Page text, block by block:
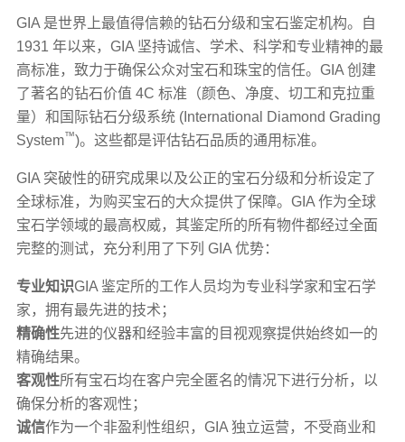
GIA 是世界上最值得信赖的钻石分级和宝石鉴定机构。自
1931 年以来，GIA 坚持诚信、学术、科学和专业精神的最
高标准，致力于确保公众对宝石和珠宝的信任。GIA 创建
了著名的钻石价值 4C 标准（颜色、净度、切工和克拉重
量）和国际钻石分级系统 (International Diamond Grading
System™)。这些都是评估钻石品质的通用标准。
GIA 突破性的研究成果以及公正的宝石分级和分析设定了
全球标准，为购买宝石的大众提供了保障。GIA 作为全球
宝石学领域的最高权威，其鉴定所的所有物件都经过全面
完整的测试，充分利用了下列 GIA 优势：
专业知识GIA 鉴定所的工作人员均为专业科学家和宝石学
家，拥有最先进的技术；
精确性先进的仪器和经验丰富的目视观察提供始终如一的
精确结果。
客观性所有宝石均在客户完全匿名的情况下进行分析，以
确保分析的客观性；
诚信作为一个非盈利性组织，GIA 独立运营，不受商业和